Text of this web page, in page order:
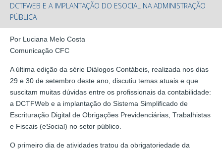
DCTFWEB E A IMPLANTAÇÃO DO ESOCIAL NA ADMINISTRAÇÃO
PÚBLICA
Por Luciana Melo Costa
Comunicação CFC
A última edição da série Diálogos Contábeis, realizada nos dias
29 e 30 de setembro deste ano, discutiu temas atuais e que
suscitam muitas dúvidas entre os profissionais da contabilidade:
a DCTFWeb e a implantação do Sistema Simplificado de
Escrituração Digital de Obrigações Previdenciárias, Trabalhistas
e Fiscais (eSocial) no setor público.
O primeiro dia de atividades tratou da obrigatoriedade da